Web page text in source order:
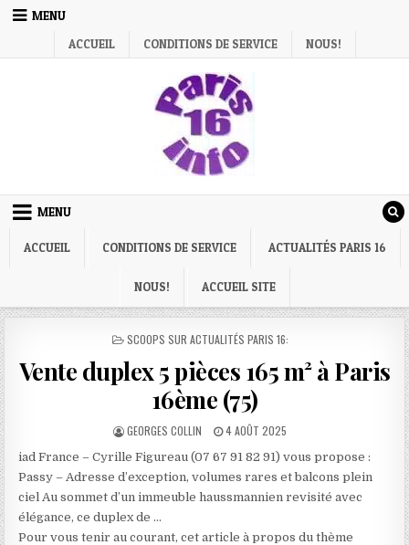
Skip
MENU
ACCUEIL
CONDITIONS DE SERVICE NOUS!
MENU
ACCUEIL CONDITIONS DE SERVICE ACTUALITÉS PARIS 16
NOUS! ACCUEIL SITE
POSTED
SCOOPS SUR ACTUALITÉS PARIS 16:
Vente duplex 5 pièces 165 m² à Paris
16ème (75)
AUTHOR:
GEORGES COLLIN
PUBLISHED
4 AOÛT 2025
iad France – Cyrille Figureau (07 67 91 82 91) vous propose :
Passy – Adresse d’exception, volumes rares et balcons plein
ciel Au sommet d’un immeuble haussmannien revisité avec
élégance, ce duplex de …
Pour vous tenir au courant, cet article à propos du thème